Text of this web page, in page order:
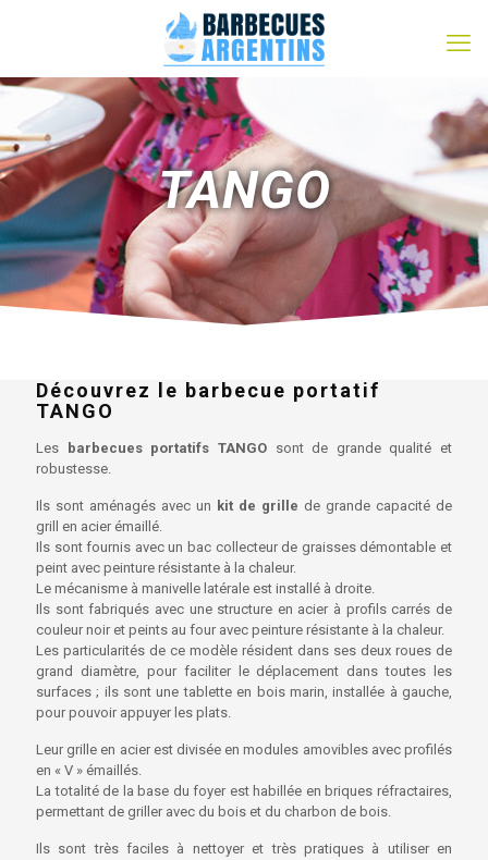
TANGO
Découvrez le barbecue portatif
TANGO
Les barbecues portatifs TANGOsont de grande qualité et
robustesse.
Ils sont aménagés avec un kit de grille de grande capacité de
grill en acier émaillé.
Ils sont fournis avec un bac collecteur de graisses démontable et
peint avec peinture résistante à la chaleur.
Le mécanisme à manivelle latérale est installé à droite.
Ils sont fabriqués avec une structure en acier à profils carrés de
couleur noir et peints au four avec peinture résistante à la chaleur.
Les particularités de ce modèle résident dans ses deux roues de
grand diamètre, pour faciliter le déplacement dans toutes les
surfaces ; ils sont une tablette en bois marin, installée à gauche,
pour pouvoir appuyer les plats.
Leur grille en acier est divisée en modules amovibles avec profilés
en « V » émaillés.
La totalité de la base du foyer est habillée en briques réfractaires,
permettant de griller avec du bois et du charbon de bois.
Ils sont très faciles à nettoyer et très pratiques à utiliser en